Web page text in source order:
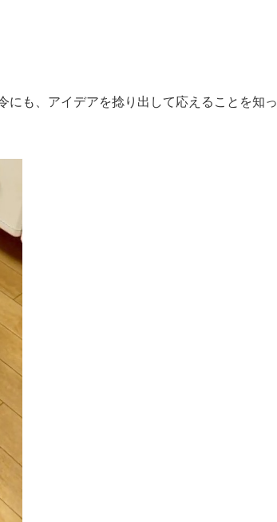
にも、アイデアを捻り出して応えることを知っ